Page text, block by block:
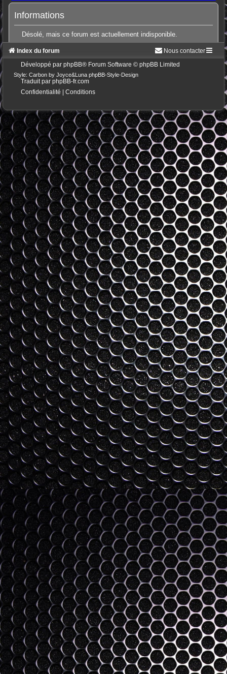
Informations
Désolé, mais ce forum est actuellement indisponible.
Index du forum
Nous contacter
Développé par phpBB® Forum Software © phpBB Limited
Style: Carbon by Joyce&LunaphpBB-Style-Design
Traduit par phpBB-fr.com
Confidentialité
Conditions